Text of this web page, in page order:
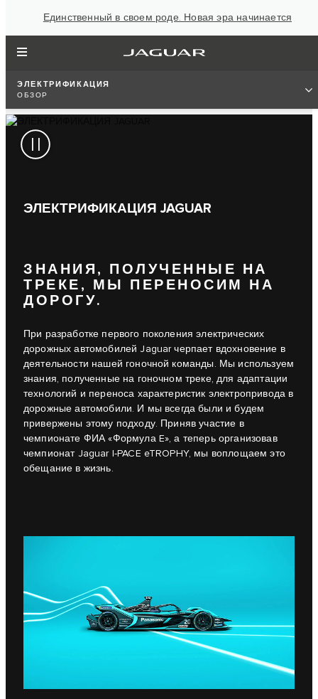
Единственный в своем роде. Новая эра начинается
ЭЛЕКТРИФИКАЦИЯ
ОБЗОР
ЭЛЕКТРИФИКАЦИЯ JAGUAR
ЗНАНИЯ, ПОЛУЧЕННЫЕ НА
ТРЕКЕ, МЫ ПЕРЕНОСИМ НА
ДОРОГУ.
При разработке первого поколения электрических
дорожных автомобилей Jaguar черпает вдохновение в
деятельности нашей гоночной команды. Мы используем
знания, полученные на гоночном треке, для адаптации
технологий и переноса характеристик электропривода в
дорожные автомобили. И мы всегда были и будем
привержены этому подходу. Приняв участие в
чемпионате ФИА «Формула E», а теперь организовав
чемпионат Jaguar I-PACE eTROPHY, мы воплощаем это
обещание в жизнь.